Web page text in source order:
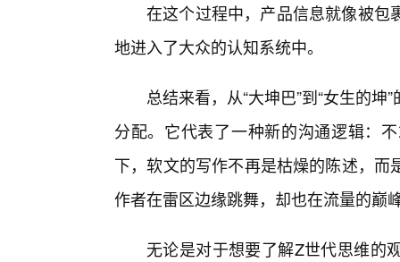
在这个过程中，产品信息就像被包
地进入了大众的认知系统中。
总结来看，从“大坤巴”到“女生的
分配。它代表了一种新的沟通逻辑：
下，软文的写作不再是枯燥的陈述，
作者在雷区边缘跳舞，却也在流量的巅
无论是对于想要了解Z世代思维的